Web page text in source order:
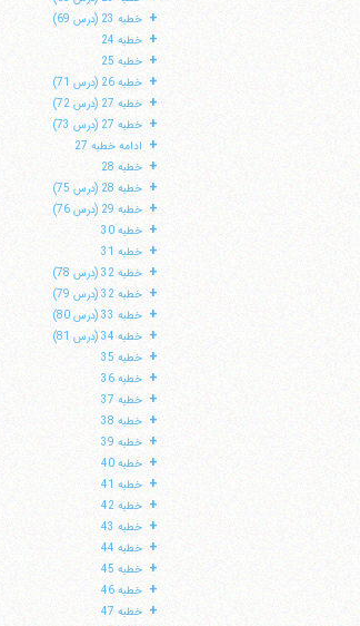
+ خطبه 23 (درس 69)
+ خطبه 24
+ خطبه 25
+ خطبه 26 (درس 71)
+ خطبه 27 (درس 72)
+ خطبه 27 (درس 73)
+ ادامه خطبه 27
+ خطبه 28
+ خطبه 28 (درس 75)
+ خطبه 29 (درس 76)
+ خطبه 30
+ خطبه 31
+ خطبه 32 (درس 78)
+ خطبه 32 (درس 79)
+ خطبه 33 (درس 80)
+ خطبه 34 (درس 81)
+ خطبه 35
+ خطبه 36
+ خطبه 37
+ خطبه 38
+ خطبه 39
+ خطبه 40
+ خطبه 41
+ خطبه 42
+ خطبه 43
+ خطبه 44
+ خطبه 45
+ خطبه 46
+ خطبه 47